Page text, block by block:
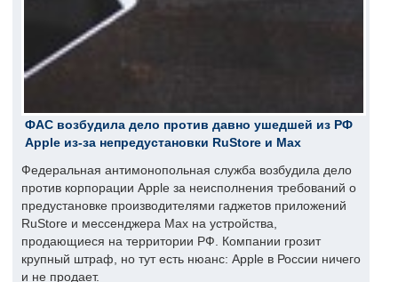
ФАС возбудила дело против давно ушедшей из РФ
Apple из-за непредустановки RuStore и Max
Федеральная антимонопольная служба возбудила дело
против корпорации Apple за неисполнения требований о
предустановке производителями гаджетов приложений
RuStore и мессенджера Max на устройства,
продающиеся на территории РФ. Компании грозит
крупный штраф, но тут есть нюанс: Apple в России ничего
и не продает.